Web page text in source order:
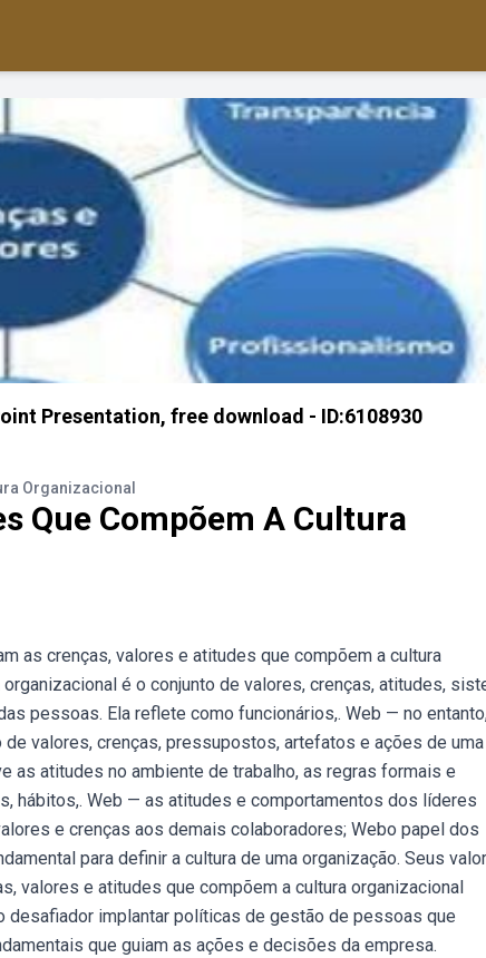
Presentation, free download - ID:6108930
Organizacional
Que Compõem A Cultura
as crenças, valores e atitudes que compõem a cultura
é o conjunto de valores, crenças, atitudes,
pessoas. Ela reflete como funcionários,. Web — no
valores, crenças, pressupostos, artefatos e ações de uma
as atitudes no ambiente de trabalho, as regras formais e
hábitos,. Web — as atitudes e comportamentos dos líderes
e crenças aos demais colaboradores; Webo papel dos
para definir a cultura de uma organização. Seus
valores e atitudes que compõem a cultura organizacional
desafiador implantar políticas de gestão de pessoas que
que guiam as ações e decisões da empresa.